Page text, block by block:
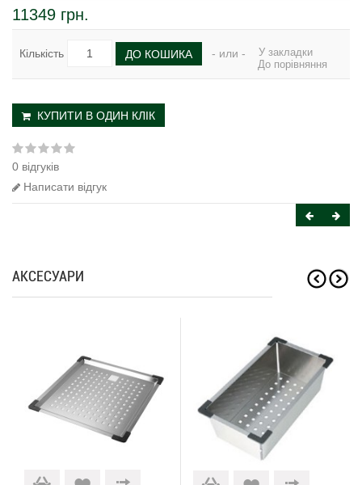
11349 грн.
Кількість ДО КОШИКА - или -
У закладки
До порівняння
КУПИТИ В ОДИН КЛІК
0 відгуків
Написати відгук
АКСЕСУАРИ